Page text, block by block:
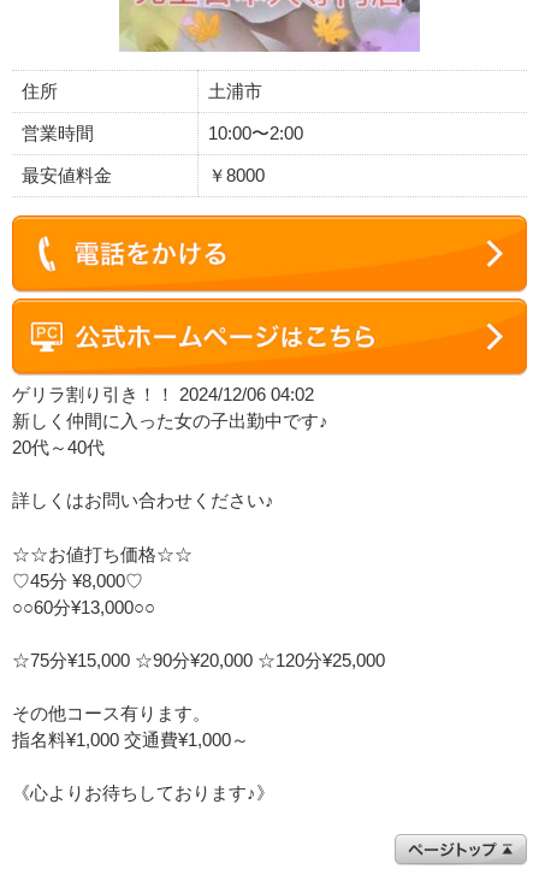
住所 土浦市
営業時間 10:00〜2:00
最安値料金 ￥8000
ゲリラ割り引き！！ 2024/12/06 04:02
新しく仲間に入った女の子出勤中です♪
20代～40代
詳しくはお問い合わせください♪
☆☆お値打ち価格☆☆
♡45分 ¥8,000♡
○○60分¥13,000○○
☆75分¥15,000 ☆90分¥20,000 ☆120分¥25,000
その他コース有ります。
指名料¥1,000 交通費¥1,000～
《心よりお待ちしております♪》